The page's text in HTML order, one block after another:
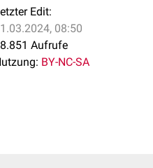
Edit:
08:50
Aufrufe
BY-NC-SA